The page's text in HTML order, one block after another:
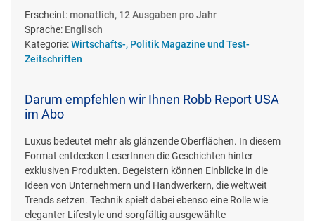
Erscheint: monatlich, 12 Ausgaben pro Jahr
Sprache: Englisch
Kategorie:Wirtschafts-, Politik Magazine und Test-
Zeitschriften
Darum empfehlen wir Ihnen Robb Report USA
im Abo
Luxus bedeutet mehr als glänzende Oberflächen. In diesem
Format entdecken LeserInnen die Geschichten hinter
exklusiven Produkten. Begeistern können Einblicke in die
Ideen von Unternehmern und Handwerkern, die weltweit
Trends setzen. Technik spielt dabei ebenso eine Rolle wie
eleganter Lifestyle und sorgfältig ausgewählte